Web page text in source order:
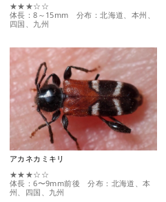
★★★☆☆
体長：8～15mm 分布：北海道、本州、
四国、九州
アカネカミキリ
★★★☆☆
体長：6〜9mm前後 分布：北海道、本
州、四国、九州